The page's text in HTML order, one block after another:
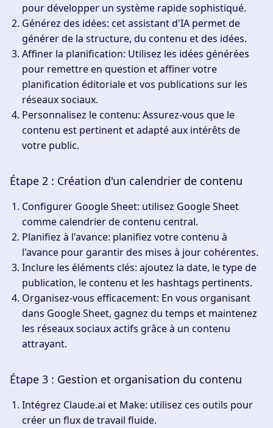
pour développer un système rapide sophistiqué.
Générez des idées: cet assistant d'IA permet de
générer de la structure, du contenu et des idées.
Affiner la planification: Utilisez les idées générées
pour remettre en question et affiner votre
planification éditoriale et vos publications sur les
réseaux sociaux.
Personnalisez le contenu: Assurez-vous que le
contenu est pertinent et adapté aux intérêts de
votre public.
Étape 2 : Création d'un calendrier de contenu
Configurer Google Sheet: utilisez Google Sheet
comme calendrier de contenu central.
Planifiez à l'avance: planifiez votre contenu à
l'avance pour garantir des mises à jour cohérentes.
Inclure les éléments clés: ajoutez la date, le type de
publication, le contenu et les hashtags pertinents.
Organisez-vous efficacement: En vous organisant
dans Google Sheet, gagnez du temps et maintenez
les réseaux sociaux actifs grâce à un contenu
attrayant.
Étape 3 : Gestion et organisation du contenu
Intégrez Claude.ai et Make: utilisez ces outils pour
créer un flux de travail fluide.